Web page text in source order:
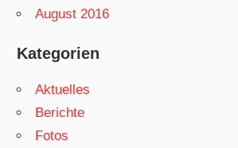
August 2016
Kategorien
Aktuelles
Berichte
Fotos